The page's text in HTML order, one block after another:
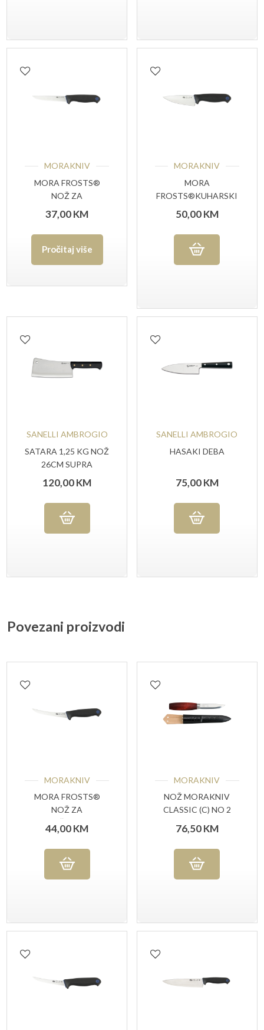
MORAKNIV
MORA FROSTS®
NOŽ ZA
OTKOŠTAVANJE
7153PG
37,00KM
Pročitaj više
MORAKNIV
MORA
FROSTS®KUHARSKI
NOŽ 4130 PG
50,00KM
SANELLI AMBROGIO
SATARA 1,25 KG NOŽ
26CM SUPRA
120,00KM
SANELLI AMBROGIO
HASAKI DEBA
75,00KM
Povezani proizvodi
MORAKNIV
MORA FROSTS®
NOŽ ZA
ZAKRIVLJENI 9154
PG
44,00KM
MORAKNIV
NOŽ MORAKNIV
CLASSIC (C) NO 2
76,50KM